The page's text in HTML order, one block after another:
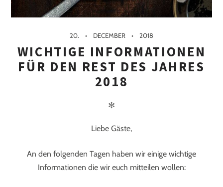
20. DECEMBER 2018
WICHTIGE INFORMATIONEN
FÜR DEN REST DES JAHRES
2018
✻
Liebe Gäste,
An den folgenden Tagen haben wir einige wichtige
Informationen die wir euch mitteilen wollen: